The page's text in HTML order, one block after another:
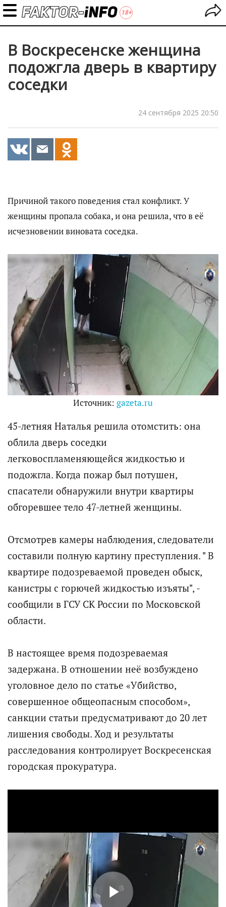
В Воскресенске женщина
подожгла дверь в квартиру
соседки
24 сентября 2025 20:50
Причиной такого поведения стал конфликт. У
женщины пропала собака, и она решила, что в её
исчезновении виновата соседка.
Источник: gazeta.ru
45-летняя Наталья решила отомстить: она
облила дверь соседки
легковоспламеняющейся жидкостью и
подожгла. Когда пожар был потушен,
спасатели обнаружили внутри квартиры
обгоревшее тело 47-летней женщины.
Отсмотрев камеры наблюдения, следователи
составили полную картину преступления. " В
квартире подозреваемой проведен обыск,
канистры с горючей жидкостью изъяты", -
сообщили в ГСУ СК России по Московской
области.
В настоящее время подозреваемая
задержана. В отношении неё возбуждено
уголовное дело по статье «Убийство,
совершенное общеопасным способом»,
санкции статьи предусматривают до 20 лет
лишения свободы. Ход и результаты
расследования контролирует Воскресенская
городская прокуратура.